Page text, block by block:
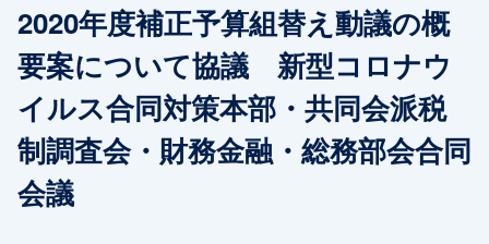
2020年度補正予算組替え動議の概
要案について協議 新型コロナウ
イルス合同対策本部・共同会派税
制調査会・財務金融・総務部会合同
会議